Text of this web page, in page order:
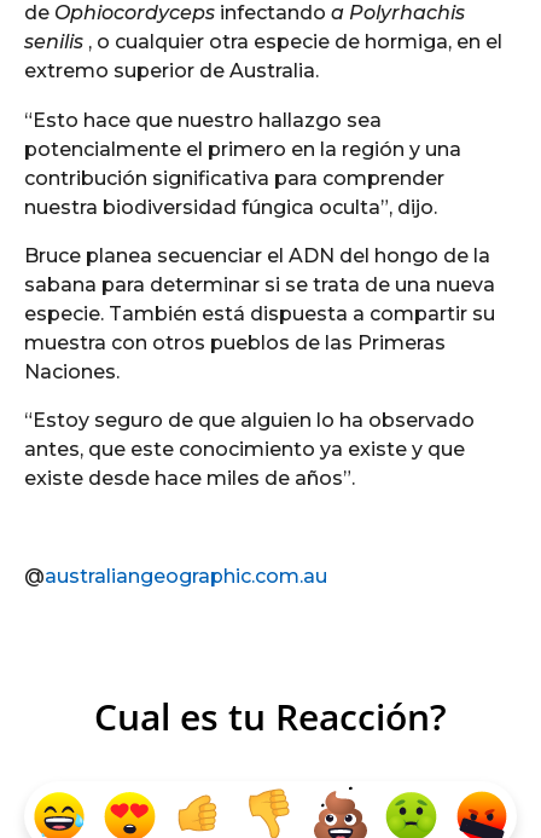
de Ophiocordyceps infectando a Polyrhachis
senilis , o cualquier otra especie de hormiga, en el
extremo superior de Australia.
“Esto hace que nuestro hallazgo sea
potencialmente el primero en la región y una
contribución significativa para comprender
nuestra biodiversidad fúngica oculta”, dijo.
Bruce planea secuenciar el ADN del hongo de la
sabana para determinar si se trata de una nueva
especie. También está dispuesta a compartir su
muestra con otros pueblos de las Primeras
Naciones.
“Estoy seguro de que alguien lo ha observado
antes, que este conocimiento ya existe y que
existe desde hace miles de años”.
@australiangeographic.com.au
Cual es tu Reacción?